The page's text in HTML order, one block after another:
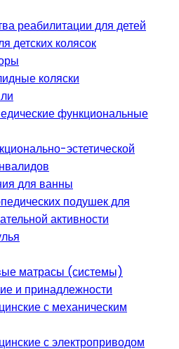
реабилитации для детей
детских колясок
коляски
функциональные
эстетической
для ванны
подушек для
активности
матрасы (системы)
и принадлежности
с механическим
с электроприводом